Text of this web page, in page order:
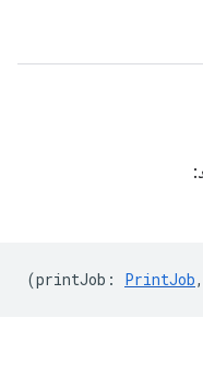
(printJob : PrintJob,